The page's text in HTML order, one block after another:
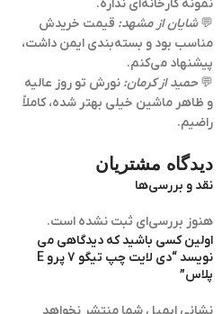
نمونه کارخانه‌ای نداره.
💬شایان از مشهد: قیمت خریدش
مناسب بود و بسته‌بندی ایمن داشت،
پیشنهاد می‌کنم.
💬 حمید از کرمان: نورش تو روز عالیه
و ظاهر ماشین خیلی بهتر شده، کاملاً
راضیم.
دیدگاه مشتریان
نقد و بررسی‌ها
هنوز بررسی‌ای ثبت نشده است.
اولین کسی باشید که دیدگاهی می
نویسد “دی لایت چپ تیگو 7 پرو E
پلاس”